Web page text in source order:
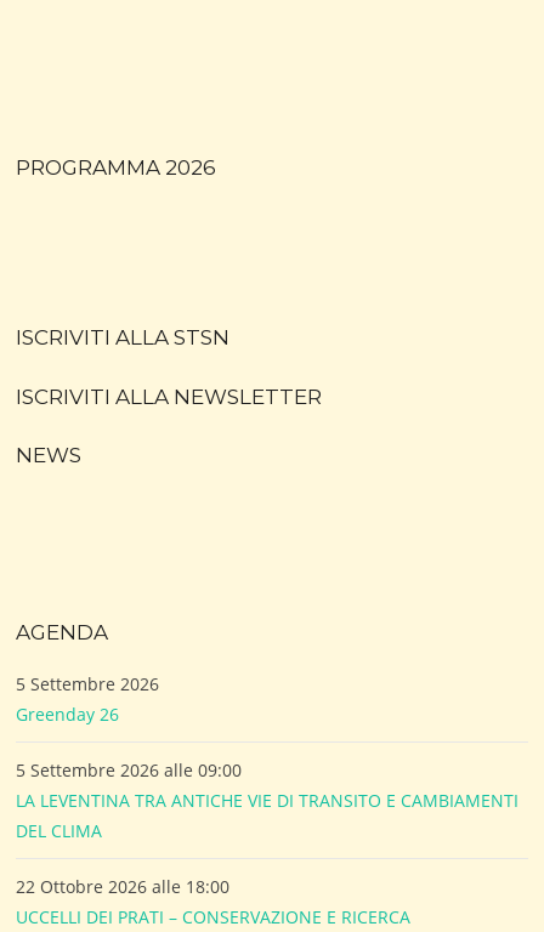
PROGRAMMA 2026
ISCRIVITI ALLA STSN
ISCRIVITI ALLA NEWSLETTER
NEWS
AGENDA
5 Settembre 2026
Greenday 26
5 Settembre 2026 alle 09:00
LA LEVENTINA TRA ANTICHE VIE DI TRANSITO E CAMBIAMENTI
DEL CLIMA
22 Ottobre 2026 alle 18:00
UCCELLI DEI PRATI – CONSERVAZIONE E RICERCA